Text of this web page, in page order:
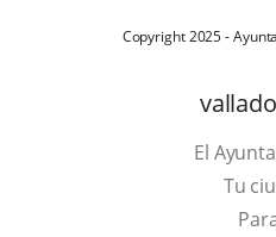
Copyright 2025 -
El
Tu